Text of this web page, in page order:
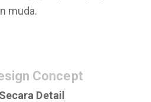
muda.
Concept
Detail